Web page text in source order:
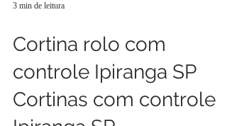
3 min de leitura
Cortina rolo com
controle Ipiranga SP